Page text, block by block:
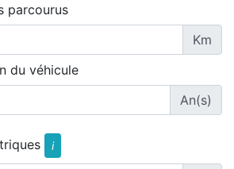
parcourus
Km
du véhicule
An(s)
i